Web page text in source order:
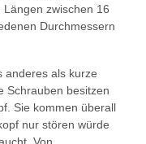
zwischen 16
Durchmessern
anderes als kurze
Schrauben besitzen
Sie kommen überall
nur stören würde